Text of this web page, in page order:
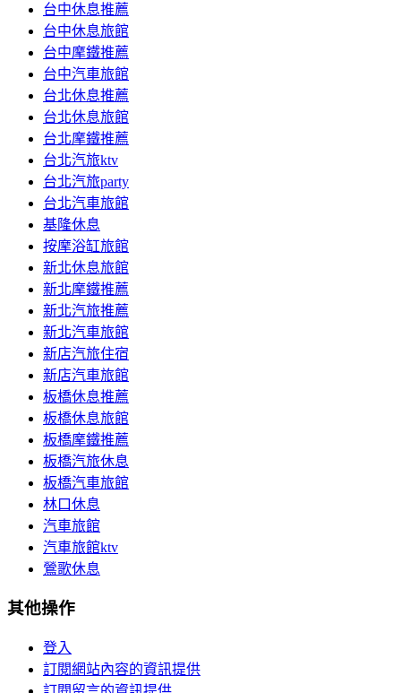
台中休息推薦
台中休息旅館
台中摩鐵推薦
台中汽車旅館
台北休息推薦
台北休息旅館
台北摩鐵推薦
台北汽旅ktv
台北汽旅party
台北汽車旅館
基隆休息
按摩浴缸旅館
新北休息旅館
新北摩鐵推薦
新北汽旅推薦
新北汽車旅館
新店汽旅住宿
新店汽車旅館
板橋休息推薦
板橋休息旅館
板橋摩鐵推薦
板橋汽旅休息
板橋汽車旅館
林口休息
汽車旅館
汽車旅館ktv
鶯歌休息
其他操作
登入
訂閱網站內容的資訊提供